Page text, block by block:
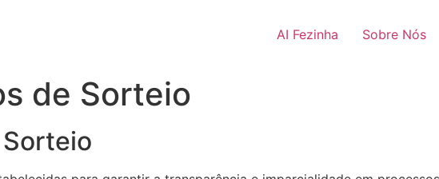
AI Fezinha Sobre Nós
de Sorteio